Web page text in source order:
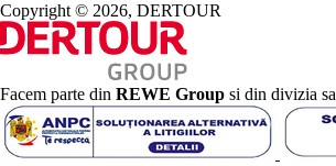
Plaja
Sezlonguri pe plaja contra cost
Umbrele pe plaja contra cost
Vacanta la plaja
Piscine
Copyright © 2026, DERTOUR
Facem parte din REWE Group si din divizia sa